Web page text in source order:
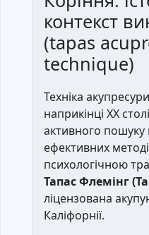
контекст
(tapas
technique)
Техніка
наприкінці XX
активного пошуку
ефективних
психологічною
Тапас Флемінг
ліцензована
Каліфорнії.